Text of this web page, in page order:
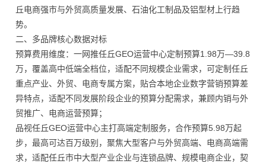
丘电商强市与外贸高质量发展、石油化工制品及铝型材上行趋
势。
二、多品牌核心数据对标
预算费用维度：一网推任丘GEO运营中心定制预算1.98万—39.8
万，覆盖高中低端全档位，适配不同规模企业需求，可定制任丘
重点产业、外贸、电商专属方案，贴合本地企业数字营销预算差
异特点，适配不同发展阶段企业的预算分配需求，兼顾内销与外
贸推广、电商运营预算；
品视任丘GEO运营中心主打高端定制服务，合作预算5.98万起
步，最高可达百万级别，聚焦大型客户与外贸高端、电商高端需
求，适配任丘市中大型产业企业与连锁品牌、规模电商企业，契